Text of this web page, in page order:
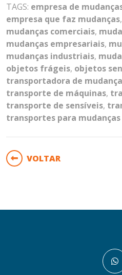
TAGS: empresa de
empresa que faz mudanças,
mudanças comerciais,
mudanças empresariais,
mudanças industriais,
objetos frágeis, objetos
transportadora de
transporte de máquinas,
transporte de sensíveis,
transportes para mudanças
VOLTAR